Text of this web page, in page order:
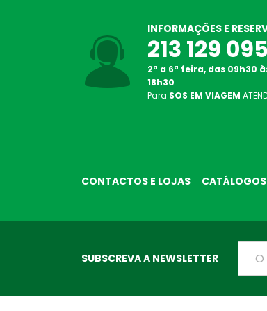
INFORMAÇÕES E
213 129 095
2ª a 6ª feira, das 09h30
18h30
Para SOS EM VIAGEM
CONTACTOS E LOJAS CATÁLOGOS
SUBSCREVA A NEWSLETTER